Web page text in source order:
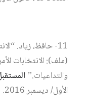
11- حافظ، زياد.
(ملف): الانتخابات
والتداعيات.”
الأول/ ديسمبر 2016. ص 36-39.